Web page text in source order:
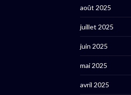
août 2025
juillet 2025
juin 2025
mai 2025
avril 2025